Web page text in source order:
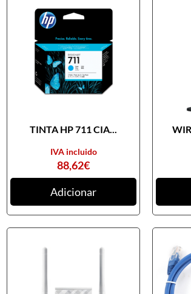
TINTA HP 711 CIA...
88,62€
IVA incluido
Adicionar